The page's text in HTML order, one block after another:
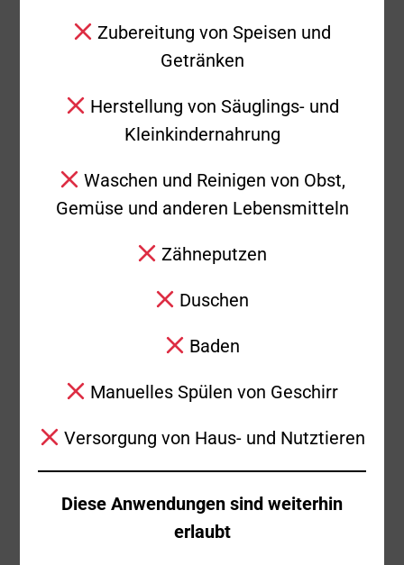
Einsatzkräfte
Kräfte in Bereitschaft6
Einsatzbericht
Anwohner meldeten der Leitstelle am
einem Dach in der Hinteren Stelle. Da nicht
ausgeschlossenen werden konnte, dass
Bei der Erkundung stellte sich heraus, dass
Zubereitung von Speisen und
Getränken
Herstellung von Säuglings- und
Kleinkindernahrung
Waschen und Reinigen von Obst,
Gemüse und anderen Lebensmitteln
Zähneputzen
Duschen
Baden
Manuelles Spülen von Geschirr
Versorgung von Haus- und Nutztieren
Diese Anwendungen sind weiterhin
erlaubt